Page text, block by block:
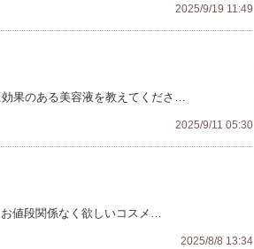
2025/9/19 11:49
果のある美容液を教えてくださ…
2025/9/11 05:30
値段関係なく欲しいコスメ…
2025/8/8 13:34